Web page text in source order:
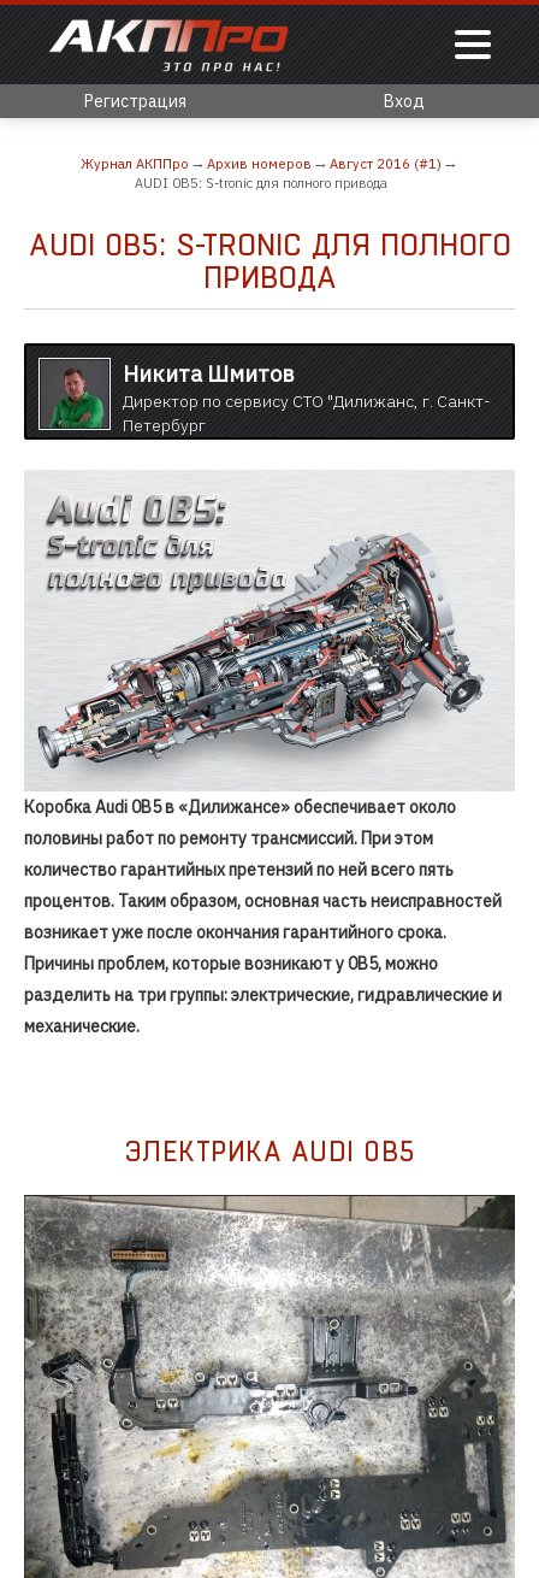
Регистрация Вход
Журнал АКППро Архив номеров
Август 2016 (#1)
AUDI 0B5: S-tronic для полного привода
AUDI 0B5: S-TRONIC ДЛЯ ПОЛНОГО
ПРИВОДА
Никита Шмитов
Директор по сервису СТО "Дилижанс, г. Санкт-
Петербург
Коробка Audi 0B5 в «Дилижансе» обеспечивает около
половины работ по ремонту трансмиссий. При этом
количество гарантийных претензий по ней всего пять
процентов. Таким образом, основная часть неисправностей
возникает уже после окончания гарантийного срока.
Причины проблем, которые возникают у 0B5, можно
разделить на три группы: электрические, гидравлические и
механические.
ЭЛЕКТРИКА AUDI 0B5